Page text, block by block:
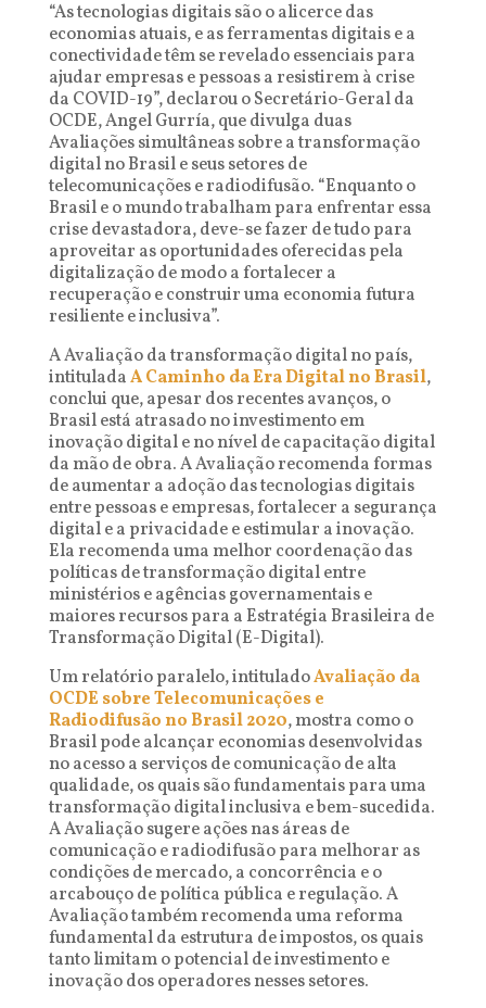
“As tecnologias digitais são o alicerce das
economias atuais, e as ferramentas digitais e a
conectividade têm se revelado essenciais para
ajudar empresas e pessoas a resistirem à crise
da COVID-19”, declarou o Secretário-Geral da
OCDE, Angel Gurría, que divulga duas
Avaliações simultâneas sobre a transformação
digital no Brasil e seus setores de
telecomunicações e radiodifusão. “Enquanto o
Brasil e o mundo trabalham para enfrentar essa
crise devastadora, deve-se fazer de tudo para
aproveitar as oportunidades oferecidas pela
digitalização de modo a fortalecer a
recuperação e construir uma economia futura
resiliente e inclusiva”.
A Avaliação da transformação digital no país,
intituladaA Caminho da Era Digital no Brasil,
conclui que, apesar dos recentes avanços, o
Brasil está atrasado no investimento em
inovação digital e no nível de capacitação digital
da mão de obra. A Avaliação recomenda formas
de aumentar a adoção das tecnologias digitais
entre pessoas e empresas, fortalecer a segurança
digital e a privacidade e estimular a inovação.
Ela recomenda uma melhor coordenação das
políticas de transformação digital entre
ministérios e agências governamentais e
maiores recursos para a Estratégia Brasileira de
Transformação Digital (E-Digital).
Um relatório paralelo, intituladoAvaliação da
OCDE sobre Telecomunicações e
Radiodifusão no Brasil 2020, mostra como o
Brasil pode alcançar economias desenvolvidas
no acesso a serviços de comunicação de alta
qualidade, os quais são fundamentais para uma
transformação digital inclusiva e bem-sucedida.
A Avaliação sugere ações nas áreas de
comunicação e radiodifusão para melhorar as
condições de mercado, a concorrência e o
arcabouço de política pública e regulação. A
Avaliação também recomenda uma reforma
fundamental da estrutura de impostos, os quais
tanto limitam o potencial de investimento e
inovação dos operadores nesses setores.